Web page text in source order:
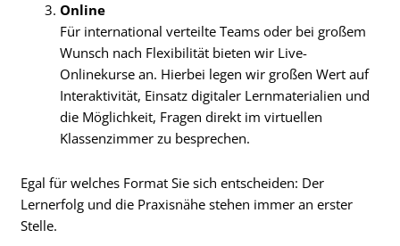
Online
Für international verteilte Teams oder bei großem
Wunsch nach Flexibilität bieten wir Live-
Onlinekurse an. Hierbei legen wir großen Wert auf
Interaktivität, Einsatz digitaler Lernmaterialien und
die Möglichkeit, Fragen direkt im virtuellen
Klassenzimmer zu besprechen.
Egal für welches Format Sie sich entscheiden: Der
Lernerfolg und die Praxisnähe stehen immer an erster
Stelle.